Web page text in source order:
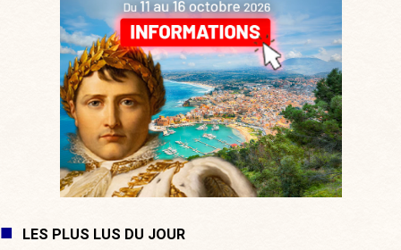
LES PLUS LUS DU JOUR